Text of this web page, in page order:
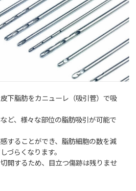
下脂肪をカニューレ（吸引菅）で吸
ど、様々な部位の脂肪吸引が可能で
することができ、脂肪細胞の数を減
づらくなります。
開するため、目立つ傷跡は残りませ